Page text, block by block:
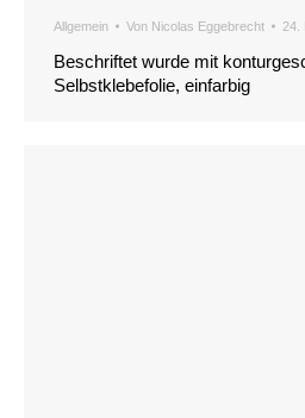
Allgemein Von Nicolas Eggebrecht 24.
Beschriftet wurde mit
Selbstklebefolie, einfarbig